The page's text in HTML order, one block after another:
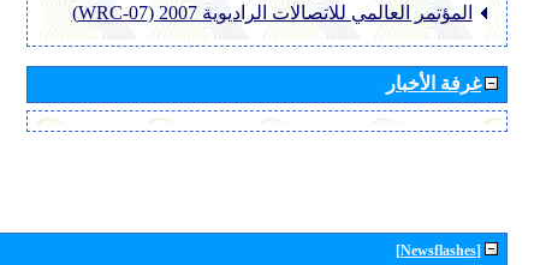
المؤتمر العالمي للاتصالات الراديوية 2007 (WRC-07)
غرفة الأخبار
[Newsflashes]